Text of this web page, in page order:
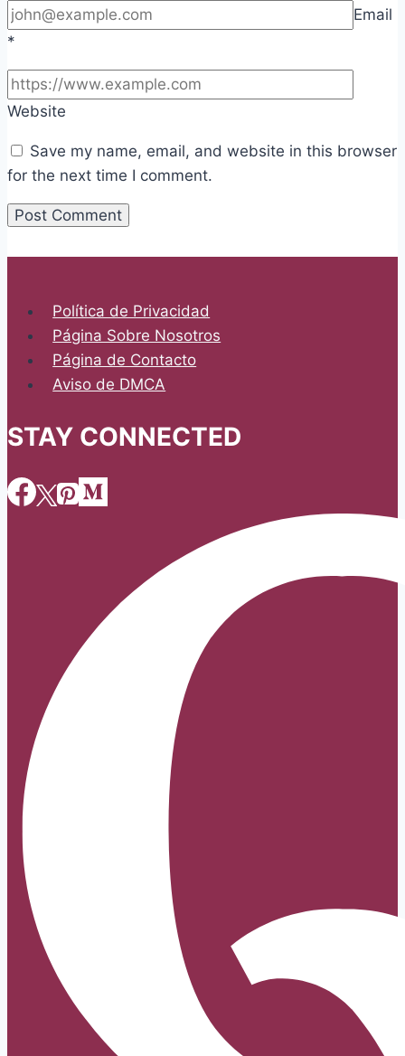
Email
*
Website
Save my name, email, and website in this browser
for the next time I comment.
Política de Privacidad
Página Sobre Nosotros
Página de Contacto
Aviso de DMCA
STAY CONNECTED